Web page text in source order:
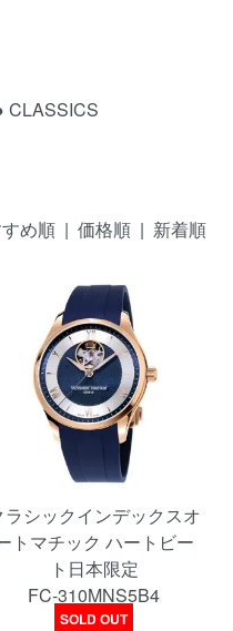
CLASSICS
め順 | 価格順| 新着順
ラシックインデックスオ
トマチック ハートビー
ト日本限定
FC-310MNS5B4
SOLD OUT